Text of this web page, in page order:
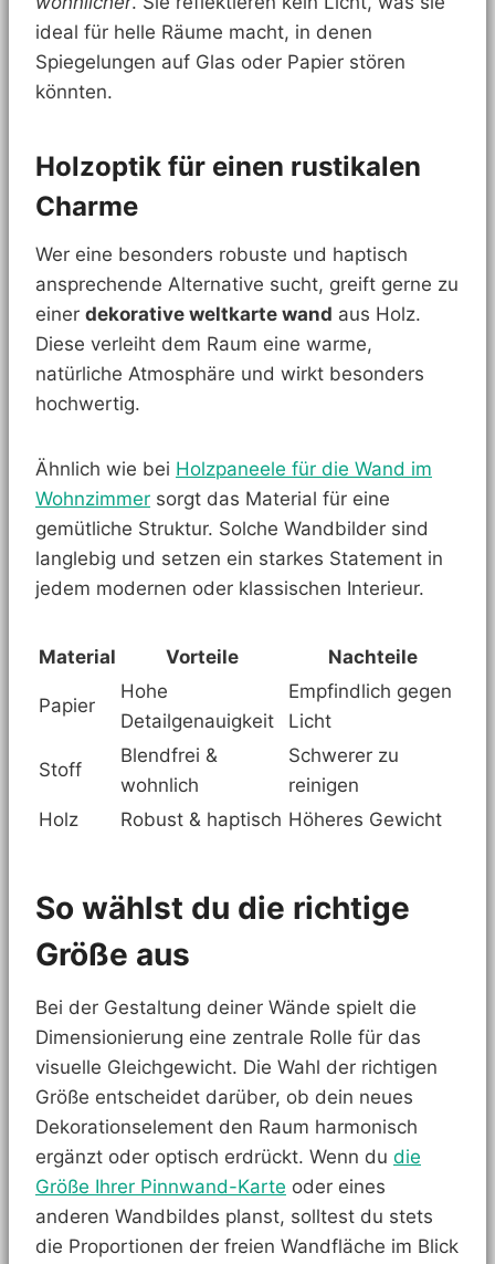
ideal für helle Räume macht, in denen
Spiegelungen auf Glas oder Papier stören
könnten.
Holzoptik für einen rustikalen
Charme
Wer eine besonders robuste und haptisch
ansprechende Alternative sucht, greift gerne zu
einer dekorative weltkarte wand aus Holz.
Diese verleiht dem Raum eine warme,
natürliche Atmosphäre und wirkt besonders
hochwertig.
Ähnlich wie bei Holzpaneele für die Wand im
Wohnzimmer sorgt das Material für eine
gemütliche Struktur. Solche Wandbilder sind
langlebig und setzen ein starkes Statement in
jedem modernen oder klassischen Interieur.
Material Vorteile Nachteile
Papier
Hohe
Detailgenauigkeit
Empfindlich gegen
Licht
Stoff
Blendfrei &
wohnlich
Schwerer zu
reinigen
Holz
Robust & haptisch Höheres Gewicht
So wählst du die richtige
Größe aus
Bei der Gestaltung deiner Wände spielt die
Dimensionierung eine zentrale Rolle für das
visuelle Gleichgewicht. Die Wahl der richtigen
Größe entscheidet darüber, ob dein neues
Dekorationselement den Raum harmonisch
ergänzt oder optisch erdrückt. Wenn du die
Größe Ihrer Pinnwand-Karte oder eines
anderen Wandbildes planst, solltest du stets
die Proportionen der freien Wandfläche im Blick